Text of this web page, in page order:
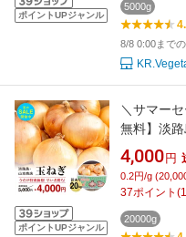
ポイントUPジャンル
5000g
8/8 0:00まで
ポイントUPジャンル
＼サマー
無料】淡
商品】訳
個数おま
め サラダ
4,000 円
0.2円/g
37ポイント (1
20000g